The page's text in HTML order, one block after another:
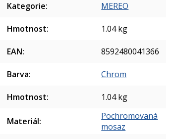
Kategorie: MEREO
Hmotnost: 1.04 kg
EAN: 8592480041366
Barva: Chrom
Hmotnost: 1.04 kg
Materiál:
Pochromovaná
mosaz